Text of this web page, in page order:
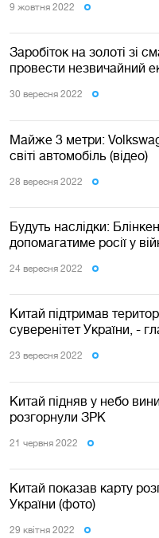
9 жовтня 2022
Заробіток на золоті зі
провести незвичайний
30 вересня 2022
Майже 3 метри:
світі автомобіль (відео)
28 вересня 2022
Будуть наслідки:
допомагатиме росії у
24 вересня 2022
Китай підтримав
суверенітет України, -
23 вересня 2022
Китай підняв у небо
розгорнули ЗРК
21 червня 2022
Китай показав карту
України (фото)
29 квiтня 2022